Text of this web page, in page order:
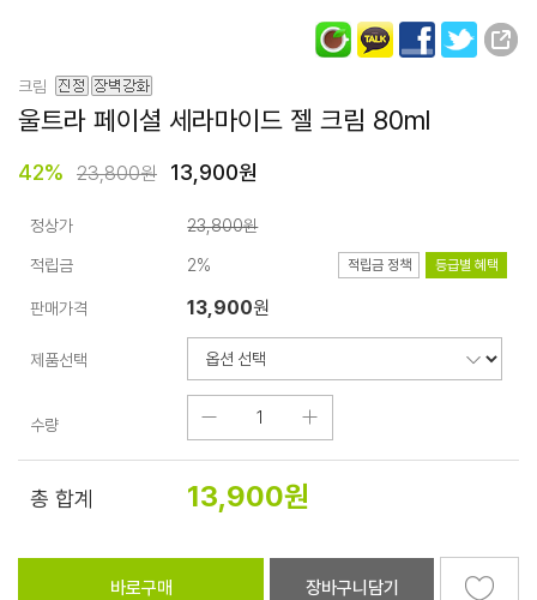
크림
울트라 페이셜 세라마이드 젤 크림 80ml
42% 23,800원 13,900원
정상가 23,800원
적립금 2% 적립금 정책 등급별 혜택
판매가격 13,900원
제품선택
수량
총 합계 13,900원
바로구매 장바구니담기